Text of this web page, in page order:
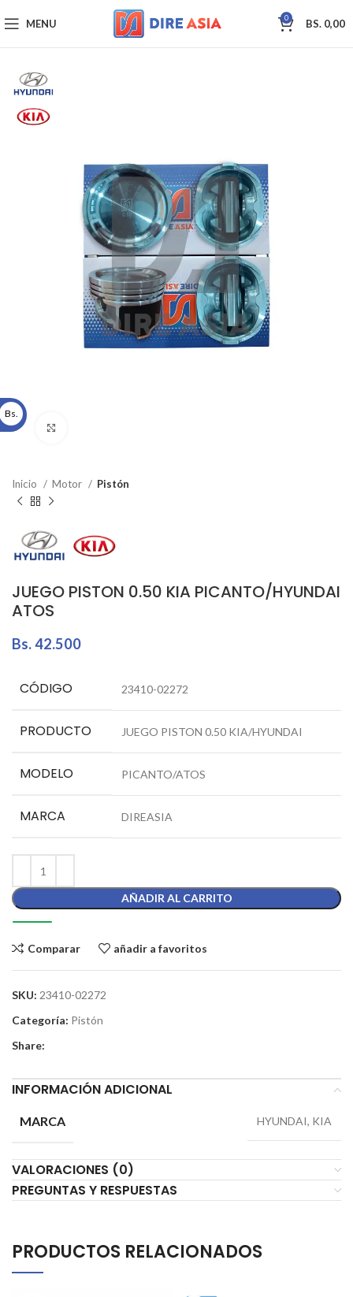
MENU 0 BS. 0,00
Inicio Motor Pistón
JUEGO PISTON 0.50 KIA PICANTO/HYUNDAI
ATOS
Bs.42.500
CÓDIGO 23410-02272
PRODUCTO JUEGO PISTON 0.50 KIA/HYUNDAI
MODELO PICANTO/ATOS
MARCA DIREASIA
AÑADIR AL CARRITO
Comparar añadir a favoritos
SKU: 23410-02272
Categoría: Pistón
Share:
INFORMACIÓN ADICIONAL
MARCA HYUNDAI, KIA
VALORACIONES (0)
PREGUNTAS Y RESPUESTAS
PRODUCTOS RELACIONADOS
Bs.